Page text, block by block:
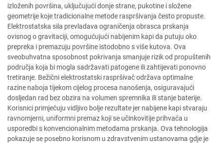
izloženih površina, uključujući donje strane, pukotine i složene
geometrije koje tradicionalne metode raspršivanja često propuste.
Elektrostatska sila prevladava ograničenja obrasca prskanja
ovisnog o gravitaciji, omogućujući nabijenim kapi da putuju oko
prepreka i premazuju površine istodobno s više kutova. Ova
sveobuhvatna sposobnost pokrivanja smanjuje rizik od propuštenih
područja koja bi mogla sadržavati patogene ili zahtijevati ponovno
tretiranje. Bežični elektrostatski raspršivač održava optimalne
razine naboja tijekom cijelog procesa nanošenja, osiguravajući
dosljedan rad bez obzira na volumen spremnika ili stanje baterije.
Korisnici primjećuju vidljivo bolje rezultate jer nabijene kapi stvaraju
ravnomjerni, uniformni premaz koji se učinkovitije prihvaća u
usporedbi s konvencionalnim metodama prskanja. Ova tehnologija
pokazuje se posebno korisnom u zdravstvenim ustanovama gdje je